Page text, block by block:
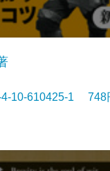
10-610425-1